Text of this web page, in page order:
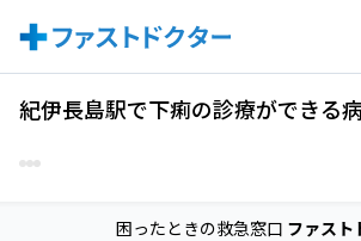
紀伊長島駅で下痢の診療ができる
困ったときの救急窓口 ファスト